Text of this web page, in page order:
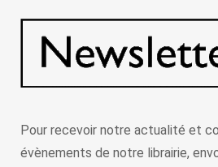
Pour recevoir notre actualité et
évènements de notre librairie,